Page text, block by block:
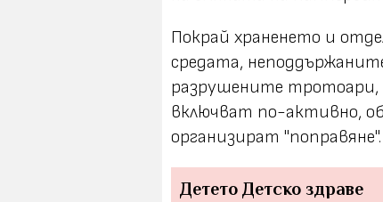
Покрай храненето и
средата,
разрушените тротоари,
включват по-активно,
организират "поправяне".
Детето Детско здраве